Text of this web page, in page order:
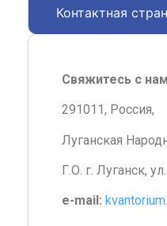
Контактная
Свяжитесь с
291011, Россия,
Луганская
Г.О. г. Луганск,
e-mail: